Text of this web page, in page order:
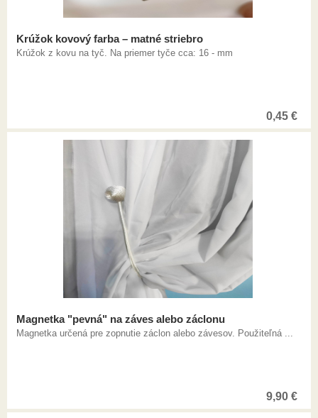
Krúžok kovový farba – matné striebro
Krúžok z kovu na tyč. Na priemer tyče cca: 16 - mm
0,45 €
Magnetka "pevná" na záves alebo záclonu
Magnetka určená pre zopnutie záclon alebo závesov. Použiteľná ...
9,90 €